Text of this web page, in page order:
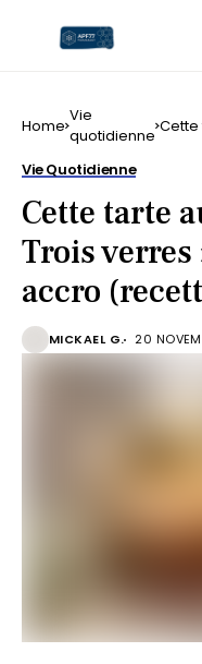
Home Vie
quotidienne Cette
Vie Quotidienne
Cette tarte
Trois verres
accro
MICKAEL G. 20